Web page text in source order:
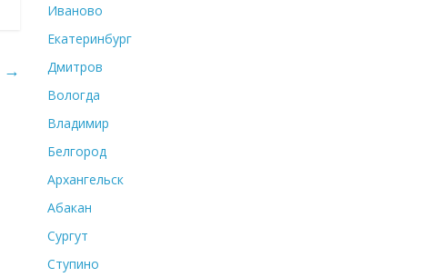
→
Иваново
Екатеринбург
Дмитров
Вологда
Владимир
Белгород
Архангельск
Абакан
Сургут
Ступино